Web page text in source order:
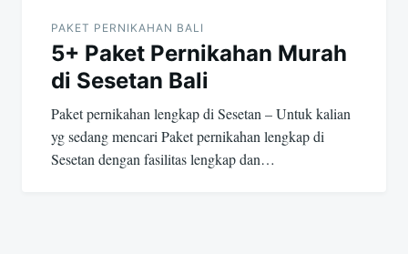
PAKET PERNIKAHAN BALI
5+ Paket Pernikahan Murah
di Sesetan Bali
Paket pernikahan lengkap di Sesetan – Untuk kalian
yg sedang mencari Paket pernikahan lengkap di
Sesetan dengan fasilitas lengkap dan…